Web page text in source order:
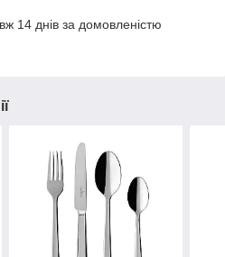
14 днів за домовленістю